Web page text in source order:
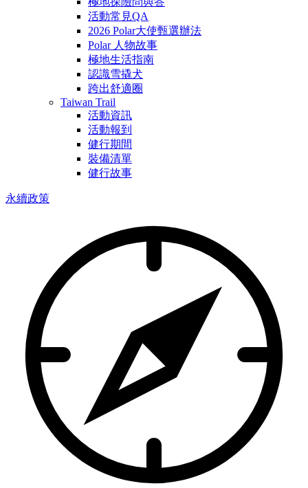
活動常見QA
2026 Polar大使甄選辦法
Polar 人物故事
極地生活指南
認識雪撬犬
跨出舒適圈
Taiwan Trail
活動資訊
活動報到
健行期間
裝備清單
健行故事
永續政策